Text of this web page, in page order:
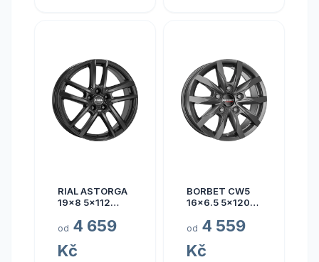
RIAL ASTORGA
19x8 5x112
od 4 659
Kč
BORBET CW5
16x6.5 5x120
od 4 559
Kč